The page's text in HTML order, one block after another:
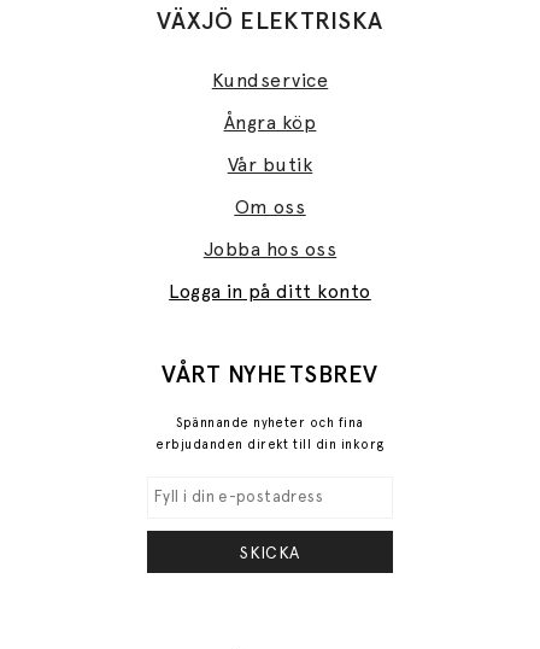
VÄXJÖ ELEKTRISKA
Kundservice
Ångra köp
Vår butik
Om oss
Jobba hos oss
Logga in på ditt konto
VÅRT NYHETSBREV
Spännande nyheter och fina
erbjudanden direkt till din inkorg
SKICKA